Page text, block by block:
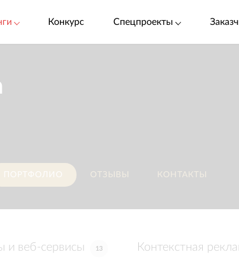
Конкурс Спецпроекты
ПОРТФОЛИО ОТЗЫВЫ КОНТАКТЫ
и веб-сервисы 13 Контекстная